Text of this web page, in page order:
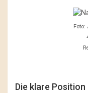
Foto:
Die klare Position